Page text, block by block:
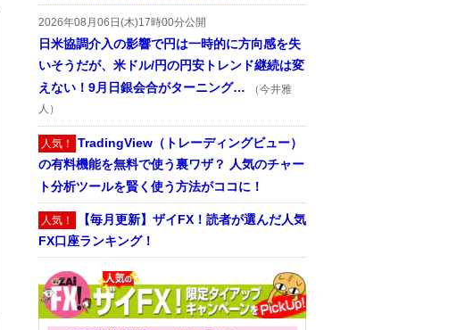
2026年08月06日(木)17時00分公開
日米協調介入の影響で円は一時的に方向感を失
いそうだが、米ドル/円の円安トレンド継続は変
えない！9月日銀会合がターニング…
（今井雅
人）
人気！ TradingView（トレーディングビュー）
の有料機能を無料で使う裏ワザ？ 人気のチャー
ト分析ツールを賢く使う方法がココに！
人気！ 【毎月更新】ザイFX！読者が選んだ人気
FX口座ランキング！